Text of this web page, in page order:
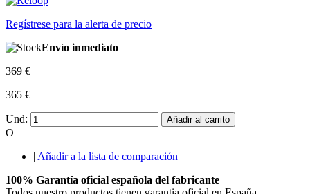
Regístrese para la alerta de precio
Envío inmediato
369 €
365 €
Und: Añadir al carrito
O
| Añadir a la lista de comparación
100% Garantía oficial española del fabricante